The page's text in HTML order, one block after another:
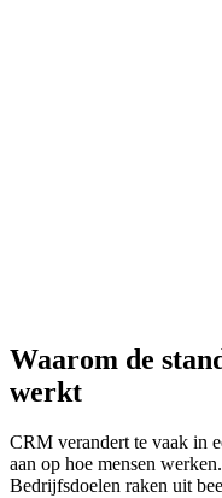
Waarom de
werkt
CRM verandert te vaak in
aan op hoe mensen
Bedrijfsdoelen raken uit